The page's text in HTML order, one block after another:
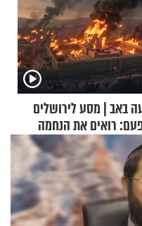
באב | מסע לירושלים
רואים את הנחמה